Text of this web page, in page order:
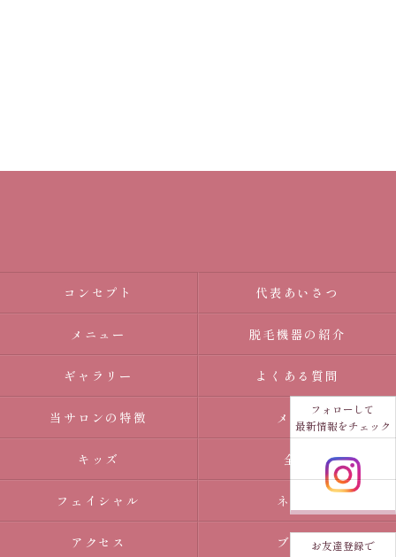
フォローして
最新情報をチェック
お友達登録で
コンセプト 代表あいさつ
メニュー 脱毛機器の紹介
ギャラリー よくある質問
当サロンの特徴 メンズ
キッズ 全身
フェイシャル ネイル
アクセス ブログ